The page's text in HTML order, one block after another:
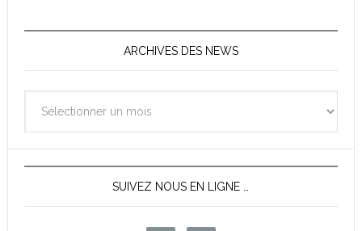
ARCHIVES DES NEWS
des
News
SUIVEZ NOUS EN LIGNE …